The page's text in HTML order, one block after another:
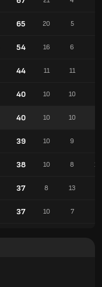
65 20 5
54 16 6
44 11 11
40 10 10
40 10 10
39 10 9
38 10 8 10
37 8 13
37 10 7